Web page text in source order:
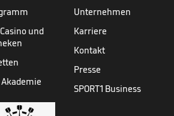
und
Akademie
Unternehmen
Karriere
Kontakt
Presse
SPORT1 Business